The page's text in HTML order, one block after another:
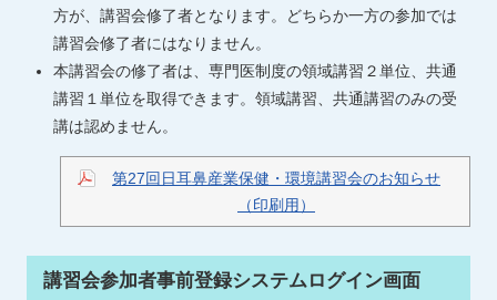
方が、講習会修了者となります。どちらか一方の参加では
講習会修了者にはなりません。
本講習会の修了者は、専門医制度の領域講習２単位、共通
講習１単位を取得できます。領域講習、共通講習のみの受
講は認めません。
第27回日耳鼻産業保健・環境講習会のお知らせ
（印刷用）
講習会参加者事前登録システムログイン画面